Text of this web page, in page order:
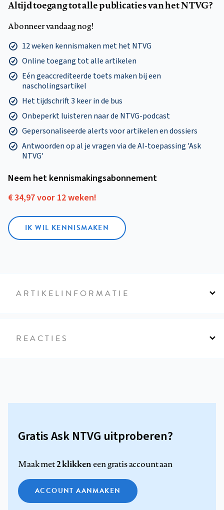
Altijd toegang tot alle publicaties van het NTVG?
Abonneer vandaag nog!
12 weken kennismaken met het NTVG
Online toegang tot alle artikelen
Eén geaccrediteerde toets maken bij een
nascholingsartikel
Het tijdschrift 3 keer in de bus
Onbeperkt luisteren naar de NTVG-podcast
Gepersonaliseerde alerts voor artikelen en dossiers
Antwoorden op al je vragen via de AI-toepassing 'Ask
NTVG'
Neem het kennismakings­abonnement
€ 34,97 voor 12 weken!
IK WIL KENNISMAKEN
ARTIKELINFORMATIE
REACTIES
Gratis Ask NTVG uitproberen?
Maak met2 klikkeneen gratis account aan
ACCOUNT AANMAKEN